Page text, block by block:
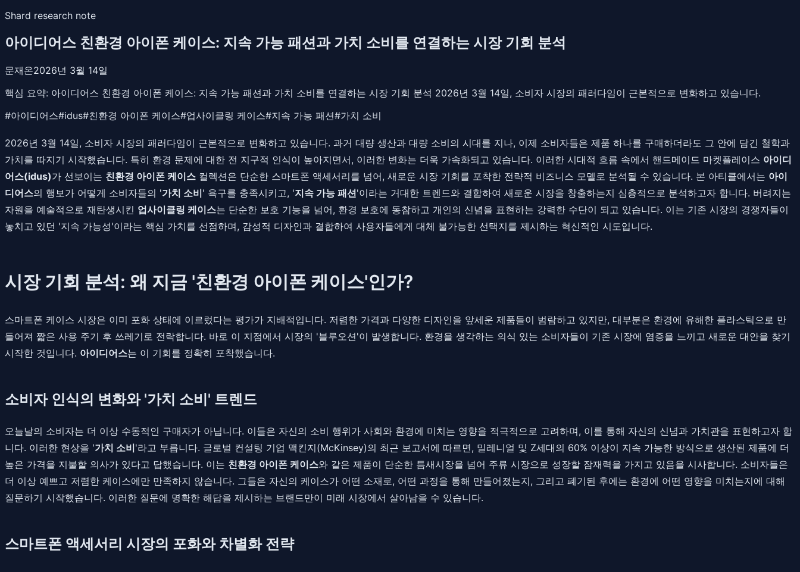
Shard research note
아이디어스 친환경 아이폰 케이스: 지속 가능 패션과 가치 소비를 연결하는 시장 기회 분석
문재온2026년 3월 14일
핵심 요약: 아이디어스 친환경 아이폰 케이스: 지속 가능 패션과 가치 소비를 연결하는 시장 기회 분석 2026년 3월 14일, 소비자 시장의 패러다임이 근본적으로 변화하고 있습니다.
#아이디어스#idus#친환경 아이폰 케이스#업사이클링 케이스#지속 가능 패션#가치 소비
2026년 3월 14일, 소비자 시장의 패러다임이 근본적으로 변화하고 있습니다. 과거 대량 생산과 대량 소비의 시대를 지나, 이제 소비자들은 제품 하나를 구매하더라도 그 안에 담긴 철학과
가치를 따지기 시작했습니다. 특히 환경 문제에 대한 전 지구적 인식이 높아지면서, 이러한 변화는 더욱 가속화되고 있습니다. 이러한 시대적 흐름 속에서 핸드메이드 마켓플레이스 아이디
어스(idus)가 선보이는 친환경 아이폰 케이스 컬렉션은 단순한 스마트폰 액세서리를 넘어, 새로운 시장 기회를 포착한 전략적 비즈니스 모델로 분석될 수 있습니다. 본 아티클에서는 아이
디어스의 행보가 어떻게 소비자들의 '가치 소비' 욕구를 충족시키고, '지속 가능 패션'이라는 거대한 트렌드와 결합하여 새로운 시장을 창출하는지 심층적으로 분석하고자 합니다. 버려지는
자원을 예술적으로 재탄생시킨 업사이클링 케이스는 단순한 보호 기능을 넘어, 환경 보호에 동참하고 개인의 신념을 표현하는 강력한 수단이 되고 있습니다. 이는 기존 시장의 경쟁자들이
놓치고 있던 '지속 가능성'이라는 핵심 가치를 선점하며, 감성적 디자인과 결합하여 사용자들에게 대체 불가능한 선택지를 제시하는 혁신적인 시도입니다.
시장 기회 분석: 왜 지금 '친환경 아이폰 케이스'인가?
스마트폰 케이스 시장은 이미 포화 상태에 이르렀다는 평가가 지배적입니다. 저렴한 가격과 다양한 디자인을 앞세운 제품들이 범람하고 있지만, 대부분은 환경에 유해한 플라스틱으로 만
들어져 짧은 사용 주기 후 쓰레기로 전락합니다. 바로 이 지점에서 시장의 '블루오션'이 발생합니다. 환경을 생각하는 의식 있는 소비자들이 기존 시장에 염증을 느끼고 새로운 대안을 찾기
시작한 것입니다. 아이디어스는 이 기회를 정확히 포착했습니다.
소비자 인식의 변화와 '가치 소비' 트렌드
오늘날의 소비자는 더 이상 수동적인 구매자가 아닙니다. 이들은 자신의 소비 행위가 사회와 환경에 미치는 영향을 적극적으로 고려하며, 이를 통해 자신의 신념과 가치관을 표현하고자 합
니다. 이러한 현상을 '가치 소비'라고 부릅니다. 글로벌 컨설팅 기업 맥킨지(McKinsey)의 최근 보고서에 따르면, 밀레니얼 및 Z세대의 60% 이상이 지속 가능한 방식으로 생산된 제품에 더
높은 가격을 지불할 의사가 있다고 답했습니다. 이는 친환경 아이폰 케이스와 같은 제품이 단순한 틈새시장을 넘어 주류 시장으로 성장할 잠재력을 가지고 있음을 시사합니다. 소비자들은
더 이상 예쁘고 저렴한 케이스에만 만족하지 않습니다. 그들은 자신의 케이스가 어떤 소재로, 어떤 과정을 통해 만들어졌는지, 그리고 폐기된 후에는 환경에 어떤 영향을 미치는지에 대해
질문하기 시작했습니다. 이러한 질문에 명확한 해답을 제시하는 브랜드만이 미래 시장에서 살아남을 수 있습니다.
스마트폰 액세서리 시장의 포화와 차별화 전략